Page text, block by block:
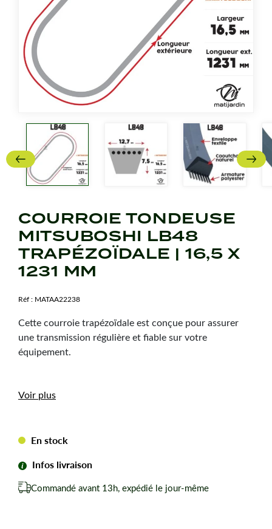
COURROIE TONDEUSE
MITSUBOSHI LB48
TRAPÉZOÏDALE | 16,5 X
1231 MM
Réf : MATAA22238
Cette courroie trapézoïdale est conçue pour assurer
une transmission régulière et fiable sur votre
équipement.
Caractéristiques
Dimension :
Type de courroie :
Marque :Mitsuboshi
Voir plus
En stock
Infos livraison
Commandé avant 13h, expédié le jour-même